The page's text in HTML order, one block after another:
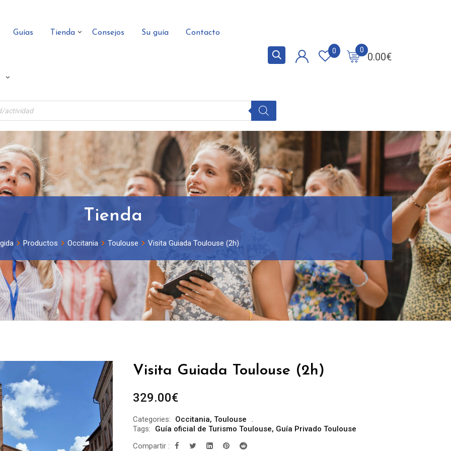
Guías Tienda Consejos Su guía Contacto
0.00€
0
0
Tienda
Productos Occitania Toulouse Visita Guiada Toulouse (2h)
Visita Guiada Toulouse (2h)
329.00€
Categories: Occitania, Toulouse
Tags:
Guía oficial de Turismo Toulouse, Guía Privado Toulouse
Compartir :